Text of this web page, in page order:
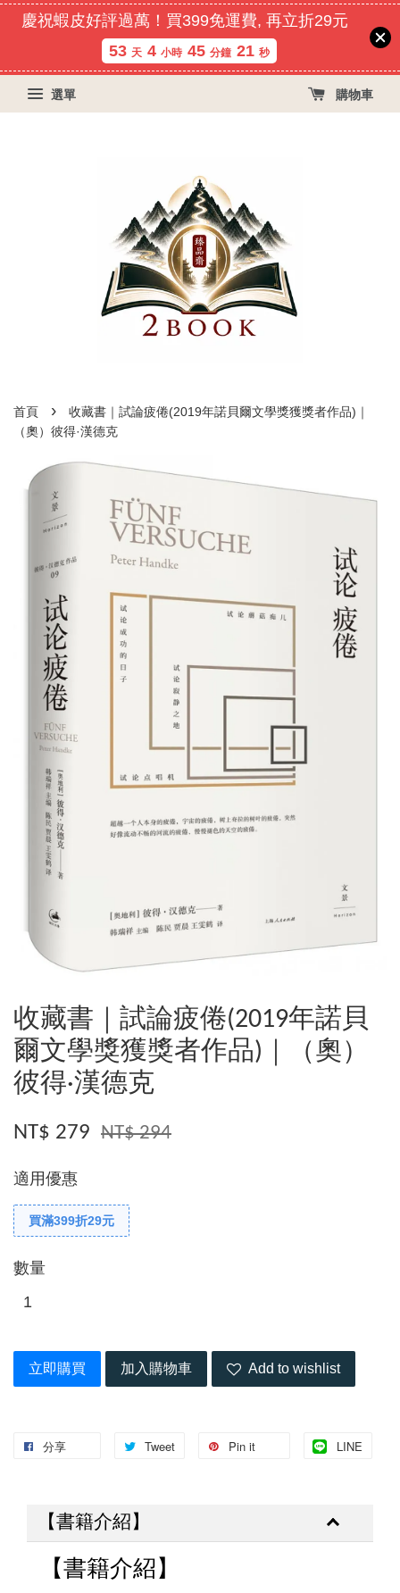
慶祝蝦皮好評過萬！買399免運費, 再立折29元
53 天 4 小時 45 分鐘 21 秒
選單 購物車
首頁 ›
收藏書｜試論疲倦(2019年諾貝爾文學獎獲獎者作品)｜
（奧）彼得·漢德克
收藏書｜試論疲倦(2019年諾貝
爾文學獎獲獎者作品)｜（奧）
彼得·漢德克
NT$ 279 NT$ 294
適用優惠
買滿399折29元
數量
立即購買 加入購物車 Add to wishlist
分享 Tweet Pin it LINE
【書籍介紹】
【書籍介紹】